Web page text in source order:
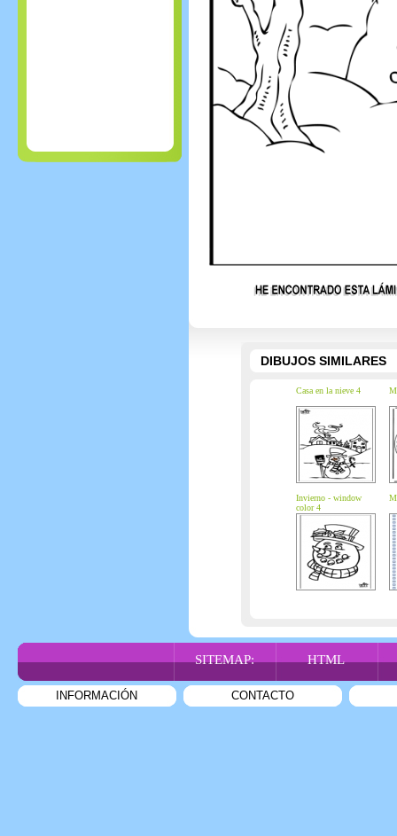
DIBUJOS SIMILARES
Casa en la nieve 4
Invierno - window
color 4
SITEMAP: HTML
INFORMACIÓN CONTACTO